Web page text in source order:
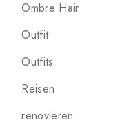
Ombre Hair
Outfit
Outfits
Reisen
renovieren